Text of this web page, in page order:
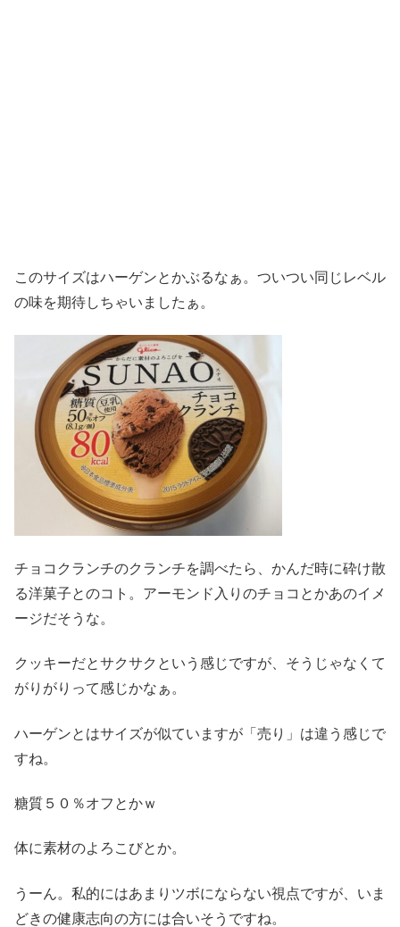
このサイズはハーゲンとかぶるなぁ。ついつい同じレベル
の味を期待しちゃいましたぁ。
チョコクランチのクランチを調べたら、かんだ時に砕け散
る洋菓子とのコト。アーモンド入りのチョコとかあのイメ
ージだそうな。
クッキーだとサクサクという感じですが、そうじゃなくて
がりがりって感じかなぁ。
ハーゲンとはサイズが似ていますが「売り」は違う感じで
すね。
糖質５０％オフとかｗ
体に素材のよろこびとか。
うーん。私的にはあまりツボにならない視点ですが、いま
どきの健康志向の方には合いそうですね。